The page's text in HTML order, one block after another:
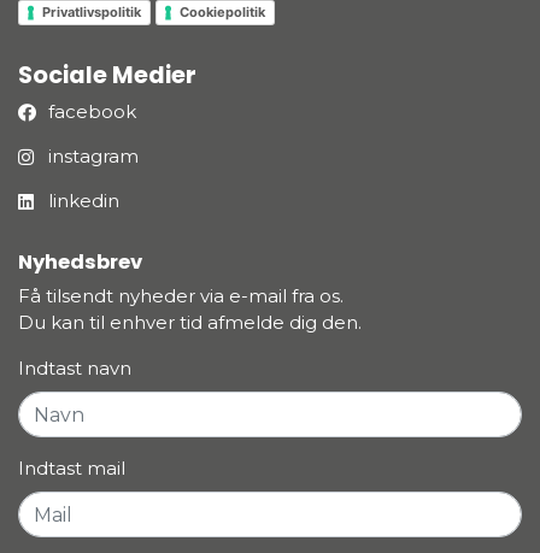
Privatlivspolitik Cookiepolitik
Sociale Medier
facebook
instagram
linkedin
Nyhedsbrev
Få tilsendt nyheder via e-mail fra os.
Du kan til enhver tid afmelde dig den.
Indtast navn
Indtast mail